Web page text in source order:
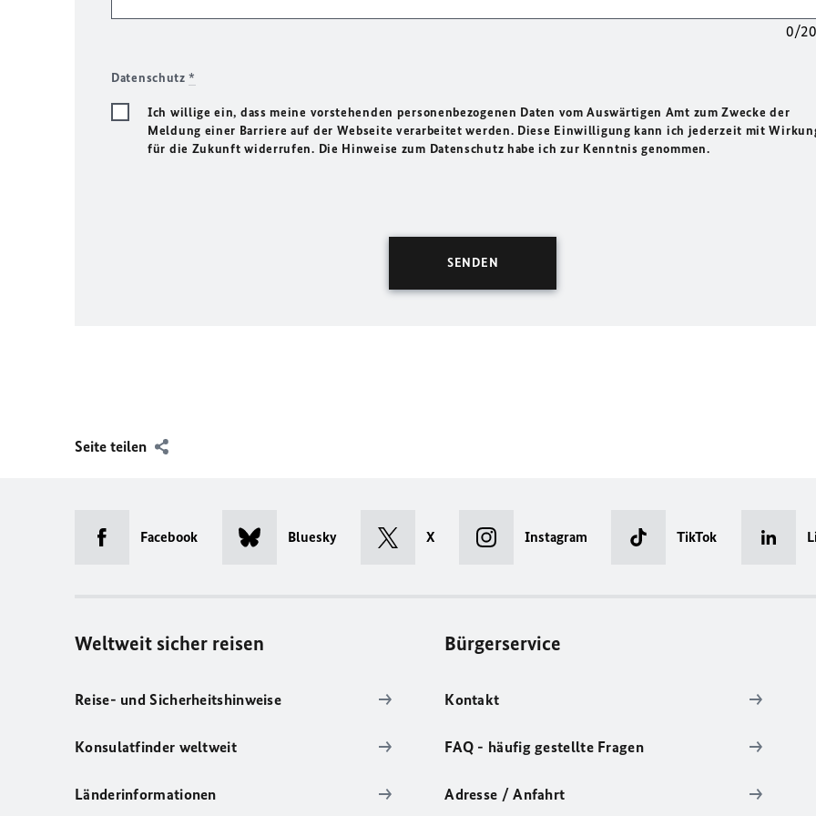
0/
Datenschutz*
Ich willige ein, dass meine vorstehenden personenbezogenen Daten vom Auswärtigen Amt zum Zwecke der
Meldung einer Barriere auf der Webseite verarbeitet werden. Diese Einwilligung kann ich jederzeit mit
für die Zukunft widerrufen. Die Hinweise zum Datenschutz habe ich zur Kenntnis genommen.
Seite teilen
Facebook Bluesky X Instagram TikTok
Weltweit sicher reisen
Reise- und Sicherheitshinweise
Konsulatfinder weltweit
Länderinformationen
Bürgerservice
Kontakt
FAQ - häufig gestellte Fragen
Adresse / Anfahrt